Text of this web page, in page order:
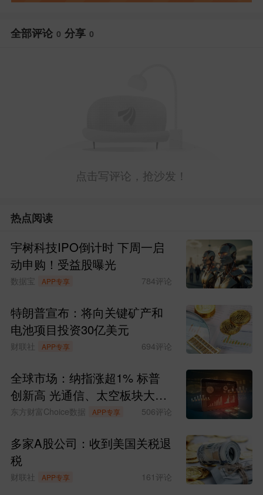
全部评论 0 分享 0
点击写评论，抢沙发！
热点阅读
宇树科技IPO倒计时 下周一启
动申购！受益股曝光
数据宝 APP专享 784评论
特朗普宣布：将向关键矿产和
电池项目投资30亿美元
财联社 APP专享 694评论
全球市场：纳指涨超1% 标普
创新高 光通信、太空板块大涨
SpaceX涨超15%
东方财富Choice数据 APP专享 506评论
多家A股公司：收到美国关税退
税
财联社 APP专享 161评论